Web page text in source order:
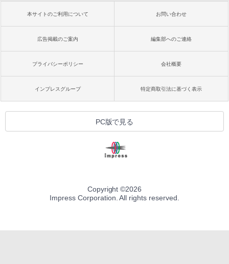
本サイトのご利用について お問い合わせ
広告掲載のご案内 編集部へのご連絡
プライバシーポリシー 会社概要
インプレスグループ 特定商取引法に基づく表示
PC版で見る
Copyright ©2026
Impress Corporation. All rights reserved.